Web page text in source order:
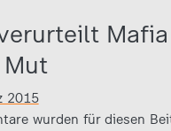
2015
wurden für diesen